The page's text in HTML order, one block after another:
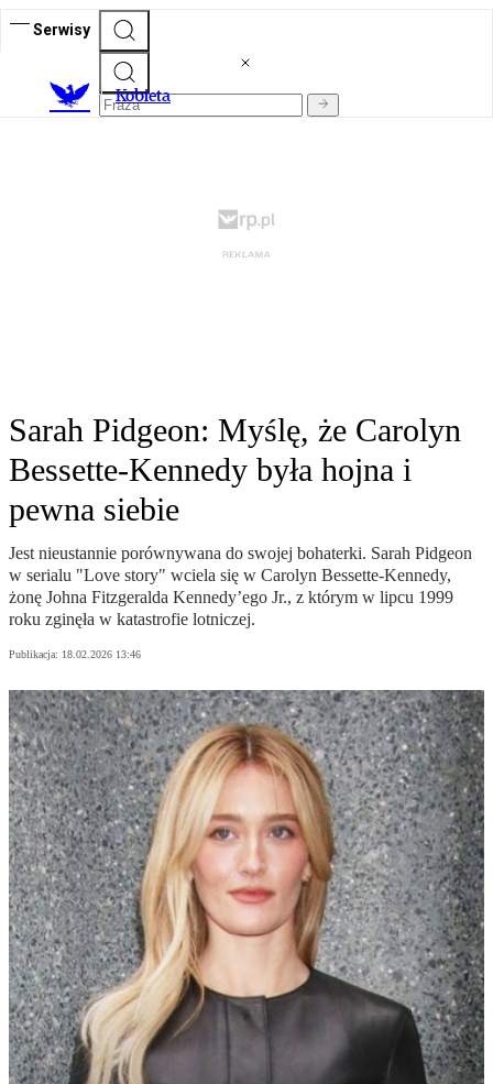
Serwisy
Kobieta
Sarah Pidgeon: Myślę, że Carolyn
Bessette-Kennedy była hojna i
pewna siebie
Jest nieustannie porównywana do swojej bohaterki. Sarah Pidgeon
w serialu "Love story" wciela się w Carolyn Bessette-Kennedy,
żonę Johna Fitzgeralda Kennedy’ego Jr., z którym w lipcu 1999
roku zginęła w katastrofie lotniczej.
Publikacja: 18.02.2026 13:46